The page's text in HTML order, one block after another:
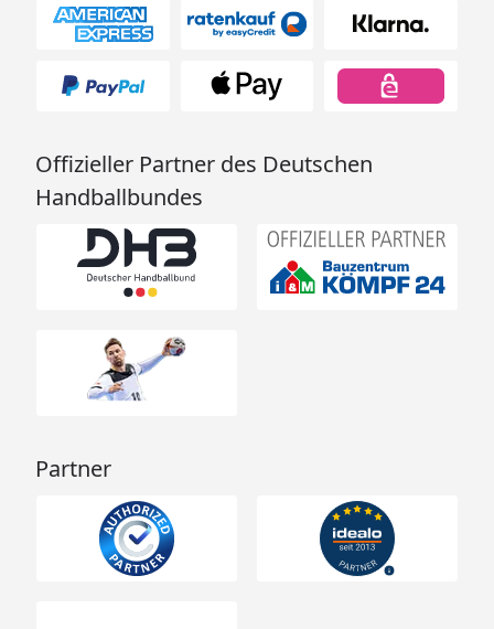
Offizieller Partner des Deutschen
Handballbundes
Partner